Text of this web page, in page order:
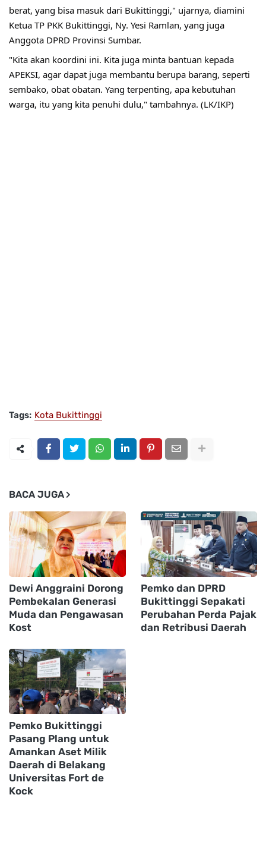
berat, yang bisa masuk dari Bukittinggi," ujarnya, diamini
Ketua TP PKK Bukittinggi, Ny. Yesi Ramlan, yang juga
Anggota DPRD Provinsi Sumbar.
"Kita akan koordini ini. Kita juga minta bantuan kepada
APEKSI, agar dapat juga membantu berupa barang, seperti
sembako, obat obatan. Yang terpenting, apa kebutuhan
warga, itu yang kita penuhi dulu," tambahnya. (LK/IKP)
Tags: Kota Bukittinggi
BACA JUGA
Dewi Anggraini Dorong
Pembekalan Generasi
Muda dan Pengawasan
Kost
Pemko dan DPRD
Bukittinggi Sepakati
Perubahan Perda Pajak
dan Retribusi Daerah
Pemko Bukittinggi
Pasang Plang untuk
Amankan Aset Milik
Daerah di Belakang
Universitas Fort de
Kock